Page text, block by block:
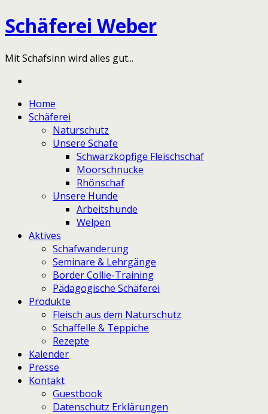
Schäferei Weber
Mit Schafsinn wird alles gut...
Home
Schäferei
Naturschutz
Unsere Schafe
Schwarzköpfige Fleischschaf
Moorschnucke
Rhönschaf
Unsere Hunde
Arbeitshunde
Welpen
Aktives
Schafwanderung
Seminare & Lehrgänge
Border Collie-Training
Pädagogische Schäferei
Produkte
Fleisch aus dem Naturschutz
Schaffelle & Teppiche
Rezepte
Kalender
Presse
Kontakt
Guestbook
Datenschutz Erklärungen